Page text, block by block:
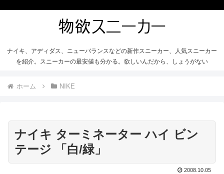
ナイキ、アディダス、ニューバランスなどの新作スニーカー、人気スニーカー
を紹介。スニーカーの最安値も分かる。欲しいんだから、しょうがない
ホーム NIKE
ナイキ ターミネーター ハイ ビン
テージ 「白/緑」
2008.10.05